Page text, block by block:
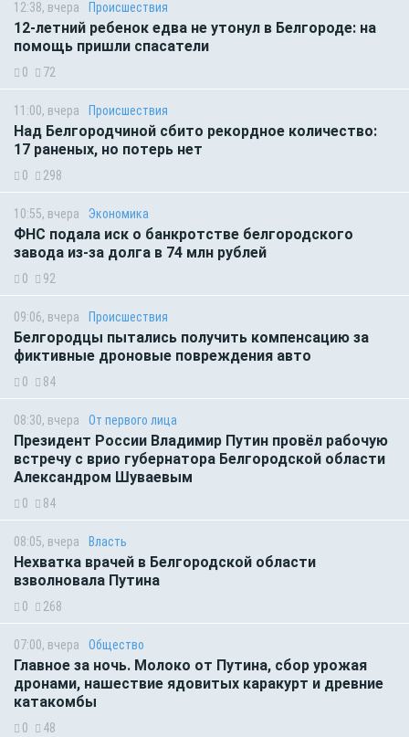
12:38, вчера Происшествия
12-летний ребенок едва не утонул в Белгороде: на
помощь пришли спасатели
0 72
11:00, вчера Происшествия
Над Белгородчиной сбито рекордное количество:
17 раненых, но потерь нет
0 298
10:55, вчера Экономика
ФНС подала иск о банкротстве белгородского
завода из-за долга в 74 млн рублей
0 92
09:06, вчера Происшествия
Белгородцы пытались получить компенсацию за
фиктивные дроновые повреждения авто
0 84
08:30, вчера От первого лица
Президент России Владимир Путин провёл рабочую
встречу с врио губернатора Белгородской области
Александром Шуваевым
0 84
08:05, вчера Власть
Нехватка врачей в Белгородской области
взволновала Путина
0 268
07:00, вчера Общество
Главное за ночь. Молоко от Путина, сбор урожая
дронами, нашествие ядовитых каракурт и древние
катакомбы
0 48